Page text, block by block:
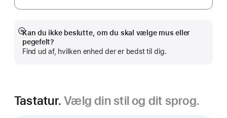
Kan du ikke beslutte, om du skal vælge mus eller
pegefelt?
Find ud af, hvilken enhed der er bedst til dig.
Vis
mere
Tastatur.Vælg din stil og dit sprog.